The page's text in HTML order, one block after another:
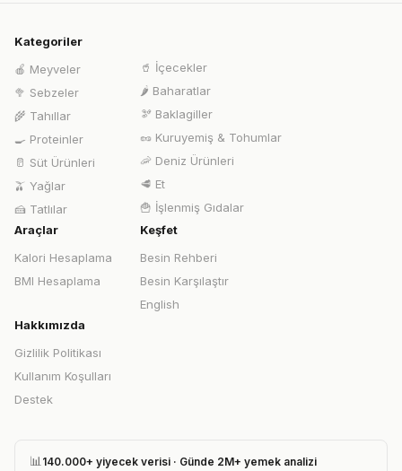
Kategoriler
🍎 Meyveler
🥦 Sebzeler
🌾 Tahıllar
🍳 Proteinler
🥛 Süt Ürünleri
🫒 Yağlar
🍰 Tatlılar
🥤 İçecekler
🌶️ Baharatlar
🫘 Baklagiller
🥜 Kuruyemiş & Tohumlar
🦐 Deniz Ürünleri
🥩 Et
🍟 İşlenmiş Gıdalar
Araçlar
Kalori Hesaplama
BMI Hesaplama
Keşfet
Besin Rehberi
Besin Karşılaştır
English
Hakkımızda
Gizlilik Politikası
Kullanım Koşulları
Destek
📊 140.000+ yiyecek verisi · Günde 2M+ yemek analizi